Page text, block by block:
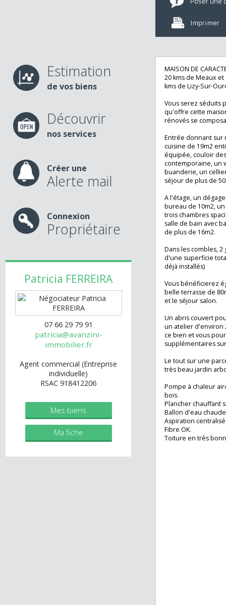
de vos biens
nos services
Alerte mail
Propriétaire
PatriciaFERREIRA
07 66 29 79 91
patricia@avanzini-
immobilier.fr
Agent commercial (Entreprise
individuelle)
RSAC 918412206
Poser
20 kms de
kms de Lizy-Sur-
qu'offre cette
rénovés se
Entrée donnant
cuisine de
équipée, couloir
contemporaine,
buanderie, un
séjour de plus
A l'étage, un
trois chambres
salle de bain
de plus de 16m2.
Dans les
d'une superficie
déjà installés)
Vous
belle terrasse
et le séjour
un atelier
ce bien et vous
Le tout sur une
très beau jardin
Pompe à
bois.